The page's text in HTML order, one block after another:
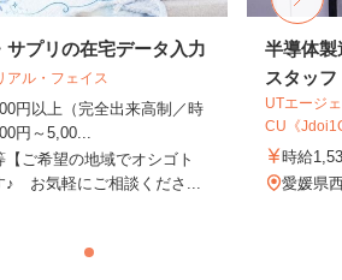
サプリの在宅データ入力
アル・フェイス
円以上（完全出来高制／時
円～5,00...
【ご希望の地域でオシゴト
♪ お気軽にご相談くださ...
半導体製
スタッフ
UTエージ
CU《
時給
愛媛県